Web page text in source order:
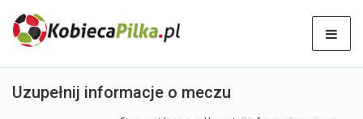
Uzupełnij informacje o meczu